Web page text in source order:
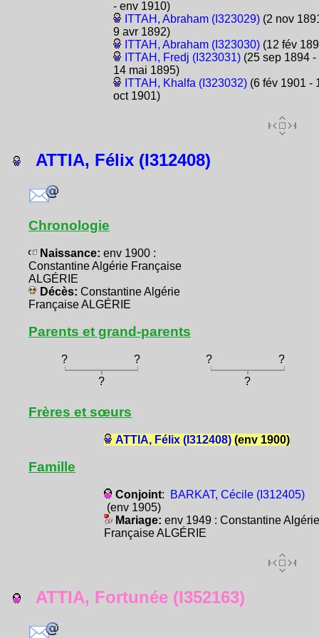
- env 1910)
ITTAH, Abraham (I323029)(2 nov
9 avr 1892)
ITTAH, Abraham (I323030)(12 fév
ITTAH, Fredj (I323031)(25 sep 1894 -
14 mai 1895)
ITTAH, Khalfa (I323032)(6 fév 1901 -
oct 1901)
ATTIA, Félix (I312408)
Chronologie
Naissance: env 1900 :
Constantine Algérie Française
ALGÉRIE
Décès: Constantine Algérie
Française ALGÉRIE
Parents et grand-parents
? ? ?
?
?
?
Frères et sœurs
ATTIA, Félix (I312408)(env 1900)
Famille
Conjoint:
BARKAT, Cécile (I312405)
(env 1905)
Mariage: env 1949 : Constantine Algérie
Française ALGÉRIE
ATTIA, Fortunée (I352163)